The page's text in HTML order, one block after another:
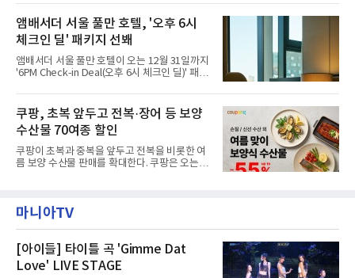
민들의 호응 속에 CFS는 즉시 행동에 나섰다. 지
난 28일 오후 전문 청소업체와
에 대해서는 외부 화재 연기 유입이라고 설명했
고, 2023년 같은 물류센터에서 발생한 화재에
대해서도 쿠팡 입주 전 공사 과정에서 벌어진 일
이라며 선을 그었다.쿠팡은 21일 인천 물류센터
내부에서 불이 타는 냄새가 났다는 의혹과 관련
해 “사실무근”이라는 입장을 밝혔다.회사 측은
“인근에서 지난 15일 다른 회사에서 발생한 대
것으로 확인됐다”고 설명했다.이어 “정확한 화
재 원인은 추후 조사될
앰배서더 서울 풀만 호텔, '오후 6시
체크인 딜' 패키지 선봬
앰배서더 서울 풀만 호텔이 오는 12월 31일까지
'6PM Check-in Deal(오후 6시 체크인 딜)' 패키
으로 여유로운 저녁 시간부터 호텔 스테이를 시
작할 수 있도록 준비됐다.앰배서더 서울 풀만 호
텔 측은 “퇴근 후 또는 주말 도심 속에서 짧지만
온전한 휴식을 원하는 고객들에게 특별한 경험
을 제공한다”고 밝혔다.패키지는 디럭스와 이그
제큐티브 두 가지 타입으로 구성된다. 디럭스 패
키지는 객실 1박(룸 온리)으로 심플한 호캉스를
스 센터 사우나 2인 이용 혜택이 포함된다.특히
클럽 앰배서더 라운지
쿠팡, 초복 앞두고 전복·장어 등 보양
수산물 70여종 할인
쿠팡이 초복과 중복을 앞두고 전복을 비롯한 여
름 보양 수산물 판매를 확대한다. 쿠팡은 오는
우 등이 포함됐다. 쿠팡은 올해 큰 크기의 전복
생산량이 늘어난 점을 반영해 주요 산지 상품을
전복은 산지에서 채취한 뒤 전국으로 직송되는
방식으로 운영된다. 신선도가 중요한 상품인 만
큼 이르면 다음 날 오전 배송이 가능하도록 물류
마니아TV
[아이들] 타이틀 곡 'Gimme Dat
Love' LIVE STAGE